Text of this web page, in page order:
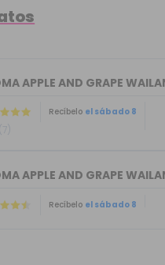
APPLE AND GRAPE
(7)
Recíbelo el sábado 8
APPLE AND GRAPE
Recíbelo el sábado 8